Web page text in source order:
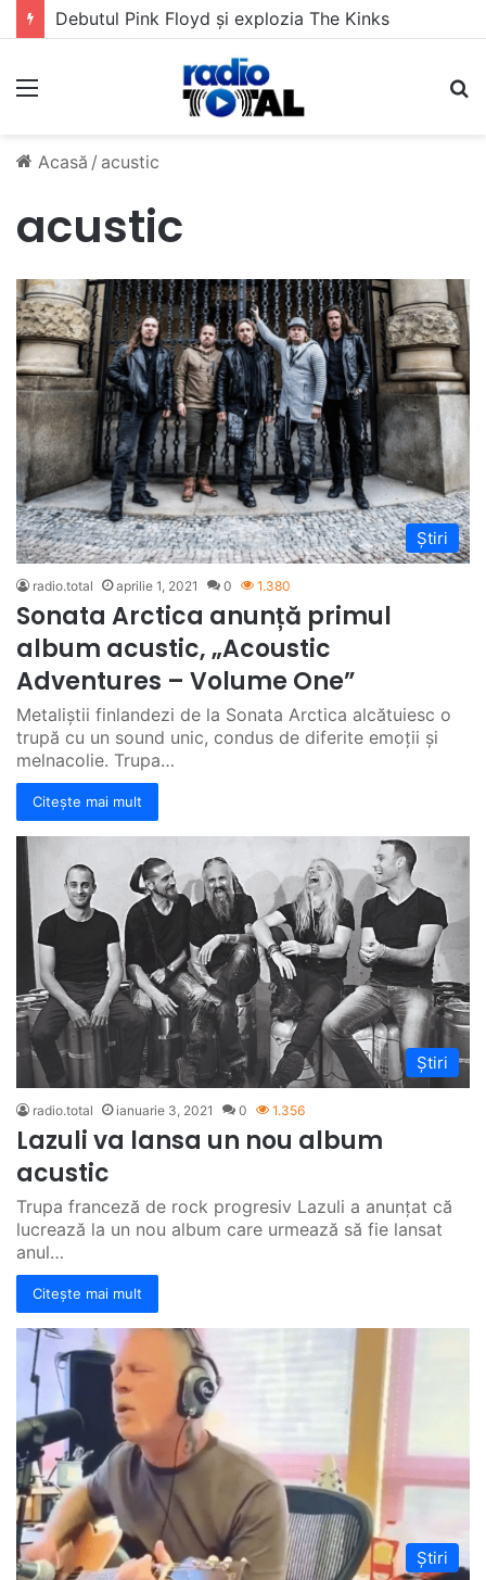
Debutul Pink Floyd și explozia The Kinks
Meniu
Acasă / acustic
acustic
Știri
radio.total aprilie 1, 2021 0 1.380
Sonata Arctica anunță primul
album acustic, „Acoustic
Adventures – Volume One”
Metaliștii finlandezi de la Sonata Arctica alcătuiesc o
trupă cu un sound unic, condus de diferite emoții și
melnacolie. Trupa…
Citește mai mult
Știri
radio.total ianuarie 3, 2021 0 1.356
Lazuli va lansa un nou album
acustic
Trupa franceză de rock progresiv Lazuli a anunțat că
lucrează la un nou album care urmează să fie lansat
anul…
Citește mai mult
Știri